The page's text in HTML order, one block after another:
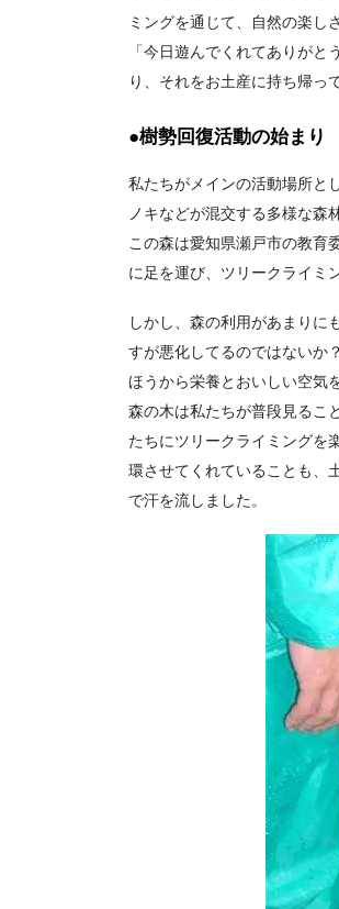
ミングを通じて、自然の楽し
「今日遊んでくれてありが
り、それをお土産に持ち帰っ
●樹勢回復活動の始まり
私たちがメインの活動場所と
ノキなどが混交する多様な森
この森は愛知県瀬戸市の教育
に足を運び、ツリークライミ
しかし、森の利用があまりに
すが悪化してるのではないか
ほうから栄養とおいしい空気
森の木は私たちが普段見るこ
たちにツリークライミングを
環させてくれていることも、
で汗を流しました。